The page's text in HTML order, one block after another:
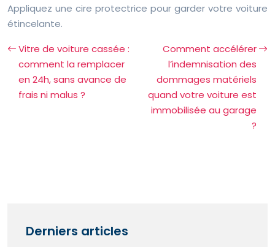
Appliquez une cire protectrice pour garder votre voiture
étincelante.
Vitre de voiture cassée :
comment la remplacer
en 24h, sans avance de
frais ni malus ?
Comment accélérer
l’indemnisation des
dommages matériels
quand votre voiture est
immobilisée au garage
?
Derniers articles